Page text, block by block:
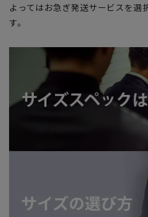
よってはお急ぎ発送サービスを選
す。